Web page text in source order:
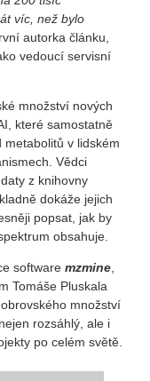
víc, než bylo
autorka článku,
vedoucí servisní
množství nových
které samostatně
v lidském
Vědci
z knihovny
dokáže jejich
popsat, jak by
obsahuje.
software mzmine,
Tomáše Pluskala
množství
rozsáhlý, ale i
po celém světě.